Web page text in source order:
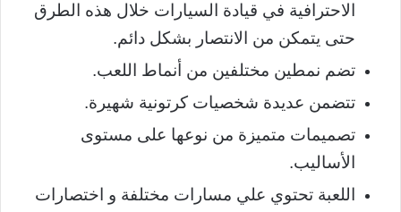
الاحترافية في قيادة السيارات خلال هذه الطرق
حتى يتمكن من الانتصار بشكل دائم.
تضم نمطين مختلفين من أنماط اللعب.
تتضمن عديدة شخصيات كرتونية شهيرة.
تصميمات متميزة من نوعها على مستوى
الأساليب.
اللعبة تحتوي علي مسارات مختلفة و اختصارات